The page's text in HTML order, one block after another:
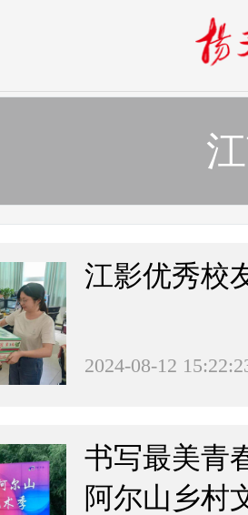
江影优秀校
2024-08-12
书写最美青
阿尔山乡村